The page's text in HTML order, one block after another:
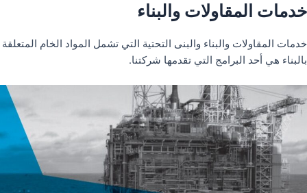
خدمات المقاولات والبناء
خدمات المقاولات والبناء والبنى التحتية التي تشمل المواد الخام المتعلقة
بالبناء هي أحد البرامج التي تقدمها شركتنا.